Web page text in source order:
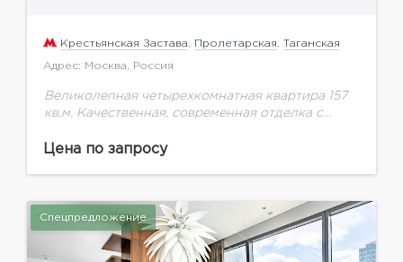
Крестьянская Застава, Пролетарская, Таганская
Адрес: Москва, Россия
Великолепная четырехкомнатная квартира 157
кв.м. Качественная, современная отделка с
Планировка: кухня, гостиная, три спальни с
полностью...
Цена по запросу
Спецпредложение